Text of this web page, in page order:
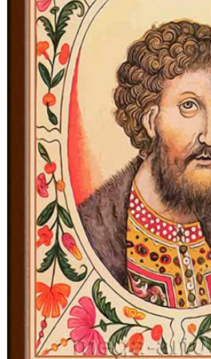
День города Москвы (первая суббота
сентября)
День нефтяника (первое воскресенье
сентября)
8 сентября, День танкиста (второе
воскресенье сентября)
1 октября, Международный день
пожилых людей
5 октября, День учителя
19 октября, День Отца
25 октября, День Таможенника
Российской Федерации
28 октября, День Бабушек и Дедушек
Хэллоуин
4 ноября, День народного единства